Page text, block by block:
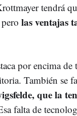
tendrá
las ventajas
por encima
También se
que la
falta de